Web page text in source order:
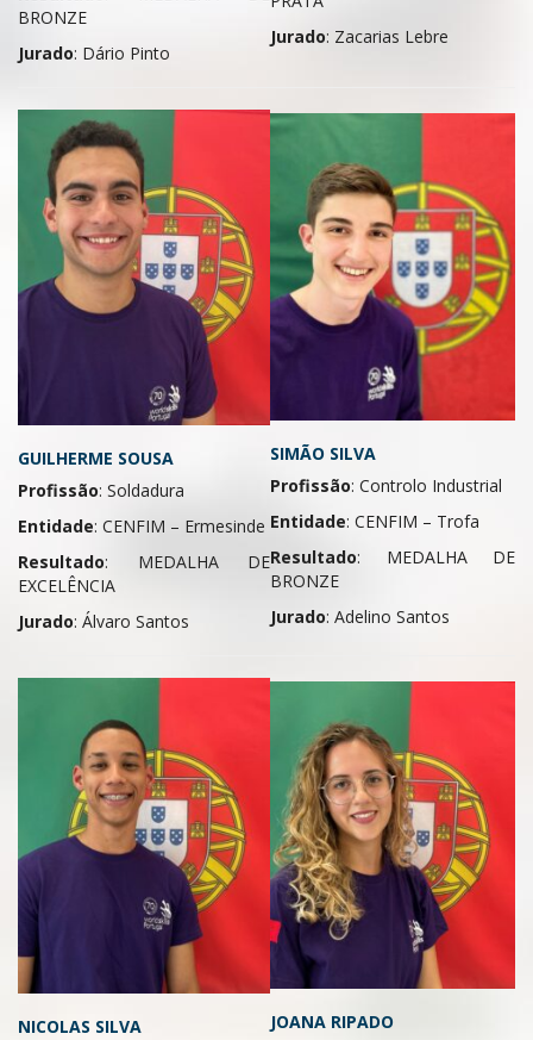
BRONZE
Jurado: Dário Pinto
Jurado: Zacarias Lebre
GUILHERME SOUSA
Profissão: Soldadura
Entidade: CENFIM – Ermesinde
Resultado: MEDALHA DE
EXCELÊNCIA
Jurado: Álvaro Santos
SIMÃO SILVA
Profissão: Controlo Industrial
Entidade: CENFIM – Trofa
Resultado: MEDALHA DE
BRONZE
Jurado: Adelino Santos
NICOLAS SILVA
JOANA RIPADO